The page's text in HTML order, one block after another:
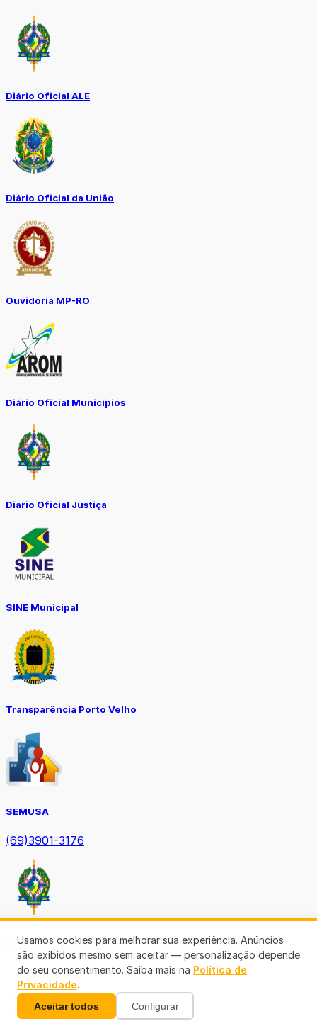
Diário Oficial ALE
Diário Oficial da União
Ouvidoria MP-RO
Diário Oficial Municípios
Diario Oficial Justiça
SINE Municipal
Transparência Porto Velho
SEMUSA
(69)3901-3176
Diário Oficial TCE-RO
Usamos cookies para melhorar sua experiência. Anúncios
são exibidos mesmo sem aceitar — personalização depende
do seu consentimento. Saiba mais na Política de
Privacidade.
Aceitar todos Configurar